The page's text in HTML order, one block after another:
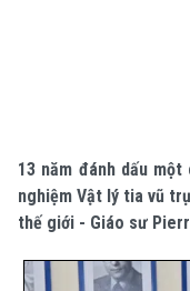
13 năm đánh dấu
nghiệm Vật lý tia vũ
thế giới - Giáo sư